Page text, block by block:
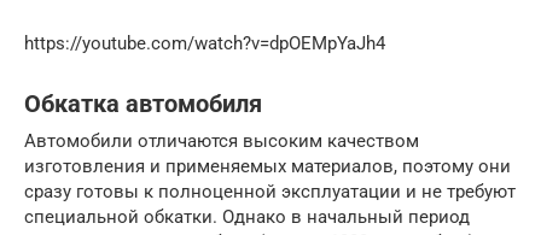
https://youtube.com/watch?v=dpOEMpYaJh4
Обкатка автомобиля
Автомобили отличаются высоким качеством
изготовления и применяемых материалов, поэтому они
сразу готовы к полноценной эксплуатации и не требуют
специальной обкатки. Однако в начальный период